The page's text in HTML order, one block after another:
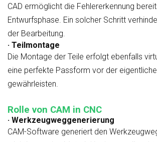
CAD ermöglicht die Fehlererkennung
Entwurfsphase. Ein solcher Schritt
der Bearbeitung.
· Teilmontage
Die Montage der Teile erfolgt ebenfalls
eine perfekte Passform vor der
gewährleisten.
Rolle von CAM in CNC
· Werkzeugweggenerierung
CAM-Software generiert den